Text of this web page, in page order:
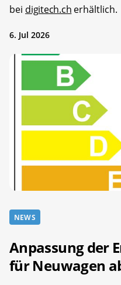
bei digitech.ch erhältlich.
6. Jul 2026
NEWS
Anpassung der
für Neuwagen